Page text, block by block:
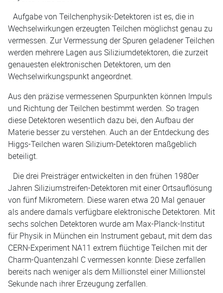
Aufgabe von Teilchenphysik-Detektoren ist es, die in
Wechselwirkungen erzeugten Teilchen möglichst genau zu
vermessen. Zur Vermessung der Spuren geladener Teilchen
werden mehrere Lagen aus Siliziumdetektoren, die zurzeit
genauesten elektronischen Detektoren, um den
Wechselwirkungspunkt angeordnet.
Aus den präzise vermessenen Spurpunkten können Impuls
und Richtung der Teilchen bestimmt werden. So tragen
diese Detektoren wesentlich dazu bei, den Aufbau der
Materie besser zu verstehen. Auch an der Entdeckung des
Higgs-Teilchen waren Silizium-Detektoren maßgeblich
beteiligt.
Die drei Preisträger entwickelten in den frühen 1980er
Jahren Siliziumstreifen-Detektoren mit einer Ortsauflösung
von fünf Mikrometern. Diese waren etwa 20 Mal genauer
als andere damals verfügbare elektronische Detektoren. Mit
sechs solchen Detektoren wurde am Max-Planck-Institut
für Physik in München ein Instrument gebaut, mit dem das
CERN-Experiment NA11 extrem flüchtige Teilchen mit der
Charm-Quantenzahl C vermessen konnte: Diese zerfallen
bereits nach weniger als dem Millionstel einer Millionstel
Sekunde nach ihrer Erzeugung zerfallen.